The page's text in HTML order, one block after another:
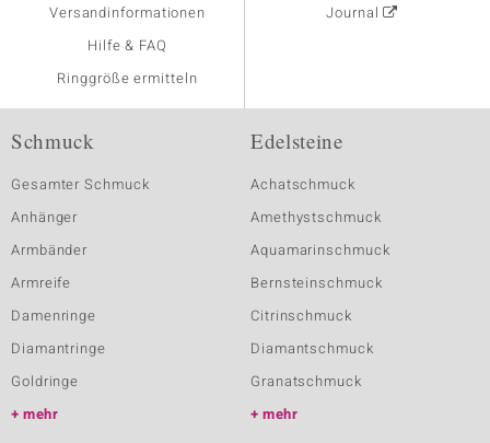
Versandinformationen
Hilfe & FAQ
Ringgröße ermitteln
Journal
Schmuck
Gesamter Schmuck
Anhänger
Armbänder
Armreife
Damenringe
Diamantringe
Goldringe
mehr
Edelsteine
Achatschmuck
Amethystschmuck
Aquamarinschmuck
Bernsteinschmuck
Citrinschmuck
Diamantschmuck
Granatschmuck
mehr